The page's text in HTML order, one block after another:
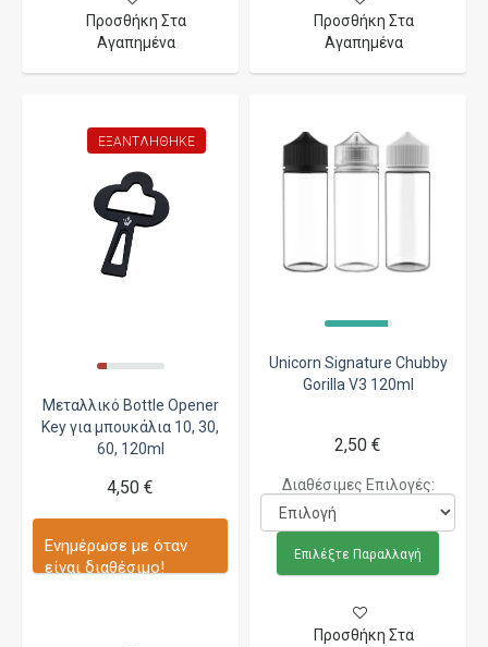
Προσθήκη Στα
Αγαπημένα
Προσθήκη Στα
Αγαπημένα
ΕΞΑΝΤΛΉΘΗΚΕ
Μεταλλικό Bottle Opener
Key για μπουκάλια 10, 30,
60, 120ml
4,50 €
Ενημέρωσε με όταν
είναι διαθέσιμο!
Unicorn Signature Chubby
Gorilla V3 120ml
2,50 €
Διαθέσιμες Επιλογές:
Επιλέξτε Παραλλαγή
Προσθήκη Στα